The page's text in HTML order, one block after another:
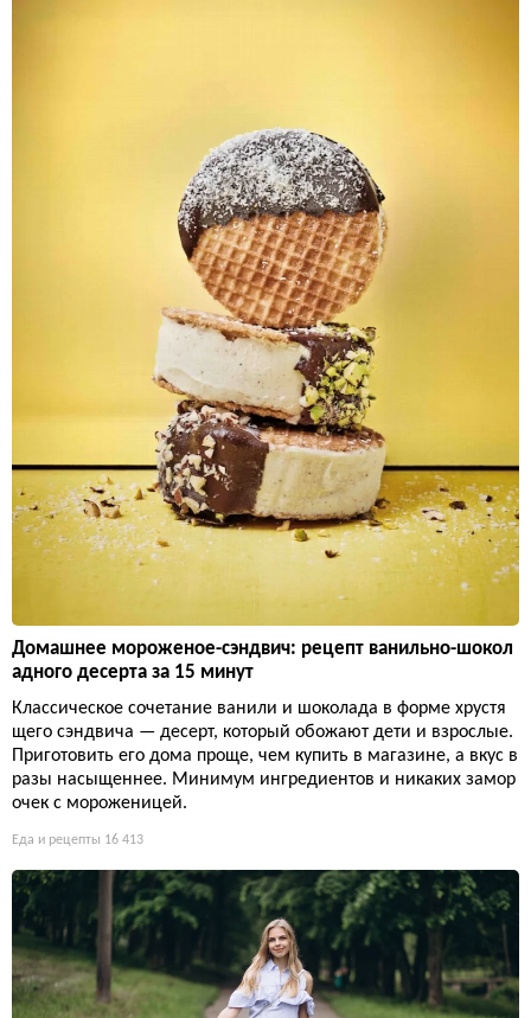
Домашнее мороженое-сэндвич: рецепт ванильно-шокол
адного десерта за 15 минут
Классическое сочетание ванили и шоколада в форме хрустя
щего сэндвича — десерт, который обожают дети и взрослые.
Приготовить его дома проще, чем купить в магазине, а вкус в
разы насыщеннее. Минимум ингредиентов и никаких замор
очек с мороженицей.
Еда и рецепты 16 413